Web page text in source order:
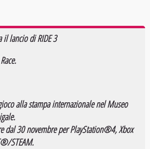
lancio di RIDE 3
alla stampa internazionale nel Museo
dal 30 novembre per PlayStation®4, Xbox
STEAM.